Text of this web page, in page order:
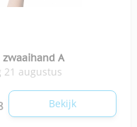
A
21 augustus
Bekijk